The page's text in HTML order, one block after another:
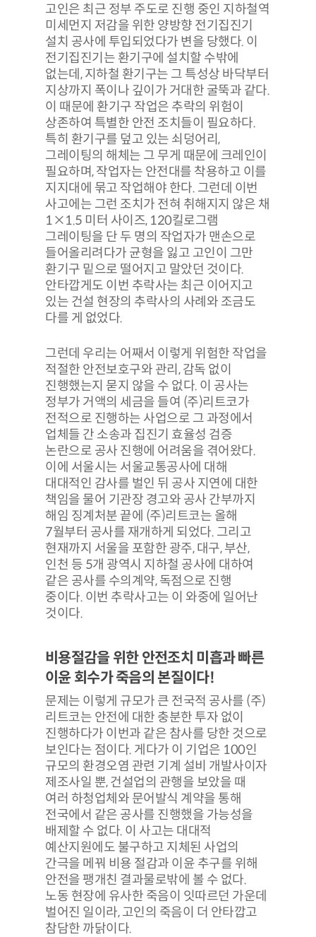
고인은 최근 정부 주도로 진행 중인 지하철역
미세먼지 저감을 위한 양방향 전기집진기
설치 공사에 투입되었다가 변을 당했다. 이
전기집진기는 환기구에 설치할 수밖에
없는데, 지하철 환기구는 그 특성상 바닥부터
지상까지 폭이나 깊이가 거대한 굴뚝과 같다.
이 때문에 환기구 작업은 추락의 위험이
상존하여 특별한 안전 조치들이 필요하다.
특히 환기구를 덮고 있는 쇠덩어리,
그레이팅의 해체는 그 무게 때문에 크레인이
필요하며, 작업자는 안전대를 착용하고 이를
지지대에 묶고 작업해야 한다. 그런데 이번
사고에는 그런 조치가 전혀 취해지지 않은 채
1×1.5 미터 사이즈, 120킬로그램
그레이팅을 단 두 명의 작업자가 맨손으로
들어올리려다가 균형을 잃고 고인이 그만
환기구 밑으로 떨어지고 말았던 것이다.
안타깝게도 이번 추락사는 최근 이어지고
있는 건설 현장의 추락사의 사례와 조금도
다를 게 없었다.
그런데 우리는 어째서 이렇게 위험한 작업을
적절한 안전보호구와 관리, 감독 없이
진행했는지 묻지 않을 수 없다. 이 공사는
정부가 거액의 세금을 들여 (주)리트코가
전적으로 진행하는 사업으로 그 과정에서
업체들 간 소송과 집진기 효율성 검증
논란으로 공사 진행에 어려움을 겪어왔다.
이에 서울시는 서울교통공사에 대해
대대적인 감사를 벌인 뒤 공사 지연에 대한
책임을 물어 기관장 경고와 공사 간부까지
해임 징계처분 끝에 (주)리트코는 올해
7월부터 공사를 재개하게 되었다. 그리고
현재까지 서울을 포함한 광주, 대구, 부산,
인천 등 5개 광역시 지하철 공사에 대하여
같은 공사를 수의계약, 독점으로 진행
중이다. 이번 추락사고는 이 와중에 일어난
것이다.
비용절감을 위한 안전조치 미흡과 빠른
이윤 회수가 죽음의 본질이다!
문제는 이렇게 규모가 큰 전국적 공사를 (주)
리트코는 안전에 대한 충분한 투자 없이
진행하다가 이번과 같은 참사를 당한 것으로
보인다는 점이다. 게다가 이 기업은 100인
규모의 환경오염 관련 기계 설비 개발사이자
제조사일 뿐, 건설업의 관행을 보았을 때
여러 하청업체와 문어발식 계약을 통해
전국에서 같은 공사를 진행했을 가능성을
배제할 수 없다. 이 사고는 대대적
예산지원에도 불구하고 지체된 사업의
간극을 메꿔 비용 절감과 이윤 추구를 위해
안전을 팽개친 결과물로밖에 볼 수 없다.
노동 현장에 유사한 죽음이 잇따르던 가운데
벌어진 일이라, 고인의 죽음이 더 안타깝고
참담한 까닭이다.